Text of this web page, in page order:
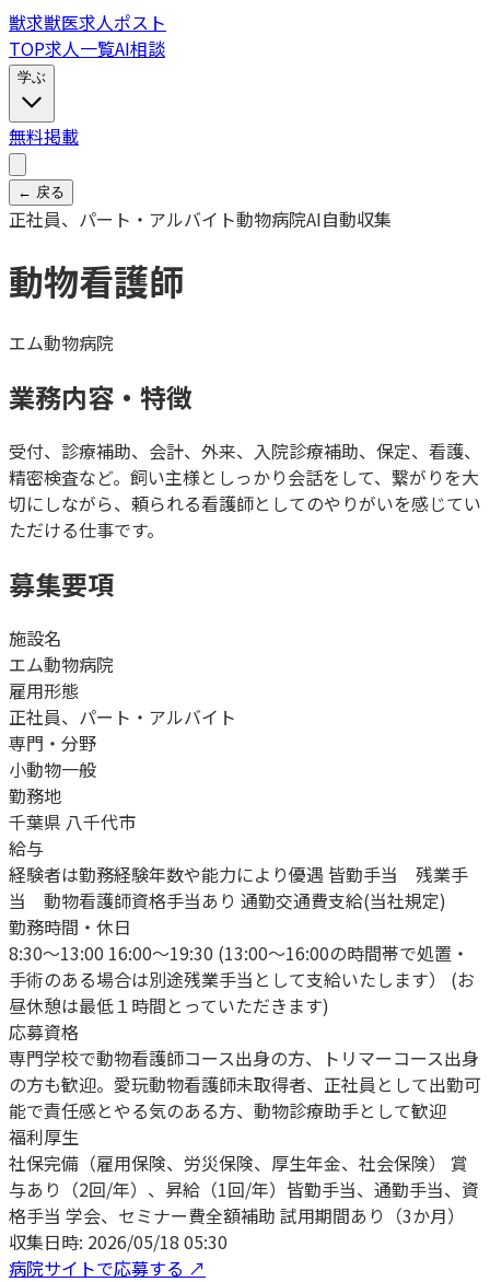
獣求獣医求人ポスト
TOP求人一覧AI相談
学ぶ
無料掲載
← 戻る
正社員、パート・アルバイト動物病院AI自動収集
動物看護師
エム動物病院
業務内容・特徴
受付、診療補助、会計、外来、入院診療補助、保定、看護、
精密検査など。飼い主様としっかり会話をして、繋がりを大
切にしながら、頼られる看護師としてのやりがいを感じてい
ただける仕事です。
募集要項
施設名
エム動物病院
雇用形態
正社員、パート・アルバイト
専門・分野
小動物一般
勤務地
千葉県 八千代市
給与
経験者は勤務経験年数や能力により優遇 皆勤手当 残業手
当 動物看護師資格手当あり 通勤交通費支給(当社規定)
勤務時間・休日
8:30～13:00 16:00～19:30 (13:00～16:00の時間帯で処置・
手術のある場合は別途残業手当として支給いたします） (お
昼休憩は最低１時間とっていただきます)
応募資格
専門学校で動物看護師コース出身の方、トリマーコース出身
の方も歓迎。愛玩動物看護師未取得者、正社員として出勤可
能で責任感とやる気のある方、動物診療助手として歓迎
福利厚生
社保完備（雇用保険、労災保険、厚生年金、社会保険） 賞
与あり（2回/年）、昇給（1回/年）皆勤手当、通勤手当、資
格手当 学会、セミナー費全額補助 試用期間あり（3か月）
収集日時: 2026/05/18 05:30
病院サイトで応募する ↗